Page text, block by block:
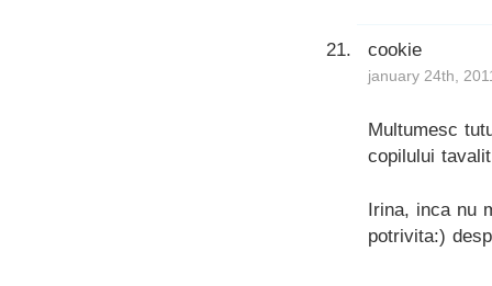
cookie
january 24th,
Multumesc
copilului
Irina, inca nu
potrivita:)